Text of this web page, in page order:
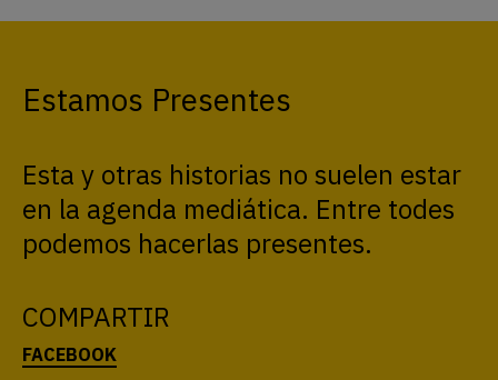
Estamos Presentes
Esta y otras historias no suelen estar
en la agenda mediática. Entre todes
podemos hacerlas presentes.
COMPARTIR